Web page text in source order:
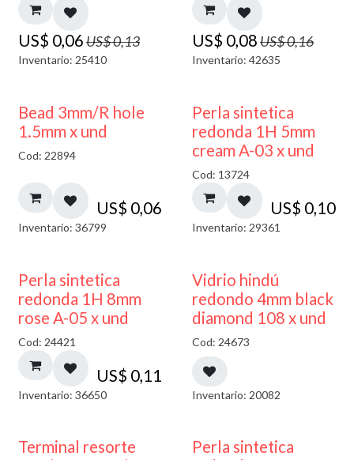
US$ 0,06US$0,13
Inventario: 25410
US$ 0,08US$0,16
Inventario: 42635
Bead 3mm/R hole
1.5mm x und
Cod: 22894
US$ 0,06
Inventario: 36799
Perla sintetica
redonda 1H 5mm
cream A-03 x und
Cod: 13724
US$ 0,10
Inventario: 29361
Perla sintetica
redonda 1H 8mm
rose A-05 x und
Cod: 24421
US$ 0,11
Inventario: 36650
40% DESCUENTO
Vidrio hindú
redondo 4mm black
diamond 108 x und
Cod: 24673
Inventario: 20082
Terminal resorte
Perla sintetica